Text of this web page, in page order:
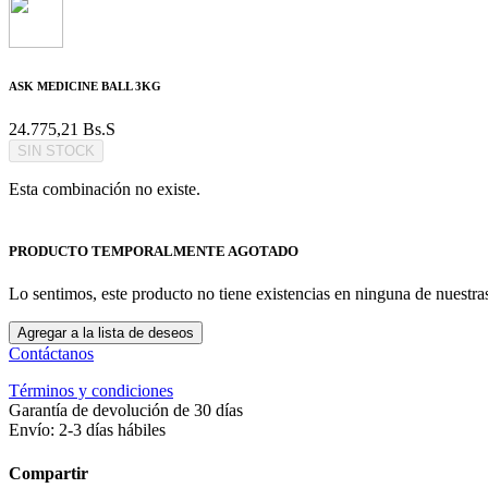
ASK MEDICINE BALL 3KG
24.775,21 Bs.S
SIN STOCK
Esta combinación no existe.
PRODUCTO TEMPORALMENTE AGOTADO
Lo sentimos, este producto no tiene existencias en ninguna de
Agregar a la lista de deseos
Contáctanos
Términos y condiciones
Garantía de devolución de 30 días
Envío: 2-3 días hábiles
Compartir